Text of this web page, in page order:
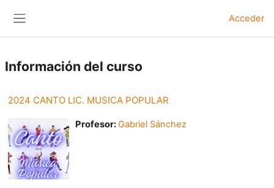
Acceder
Información del curso
2024 CANTO LIC. MUSICA POPULAR
Profesor:Gabriel Sánchez